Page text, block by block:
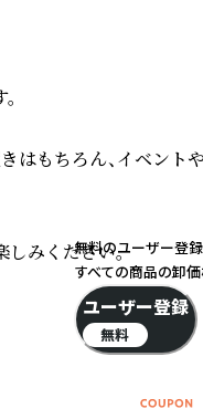
はもちろん、イベント
みください。 無料のユーザー登
すべての商品の卸
ユーザー登録
無料